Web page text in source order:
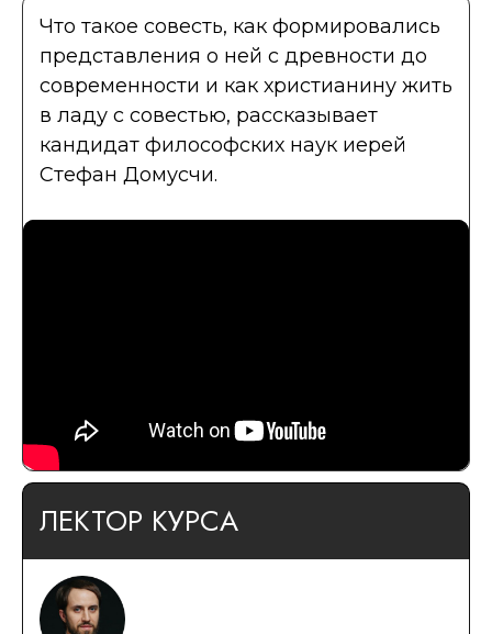
Что такое совесть, как формировались
представления о ней с древности до
современности и как христианину жить
в ладу с совестью, рассказывает
кандидат философских наук иерей
Стефан Домусчи.
ЛЕКТОР КУРСА